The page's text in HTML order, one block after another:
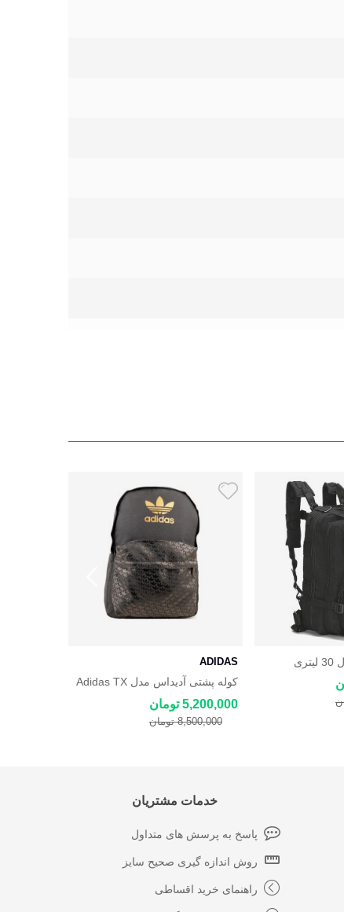
ADIDAS
کوله پشتی آدیداس مدل Adidas TX
Balo NA260
5,200,000 تومان
8,500,000 تومان
خدمات مشتریان
پاسخ به پرسش های متداول
روش اندازه گیری صحیح سایز
راهنمای خرید اقساطی